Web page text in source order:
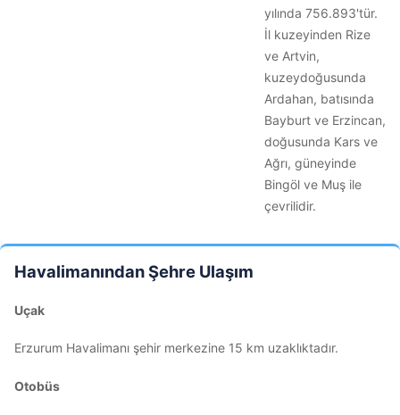
yılında 756.893'tür.
İl kuzeyinden Rize
ve Artvin,
kuzeydoğusunda
Ardahan, batısında
Bayburt ve Erzincan,
doğusunda Kars ve
Ağrı, güneyinde
Bingöl ve Muş ile
çevrilidir.
Havalimanından Şehre Ulaşım
Uçak
Erzurum Havalimanı şehir merkezine 15 km uzaklıktadır.
Otobüs